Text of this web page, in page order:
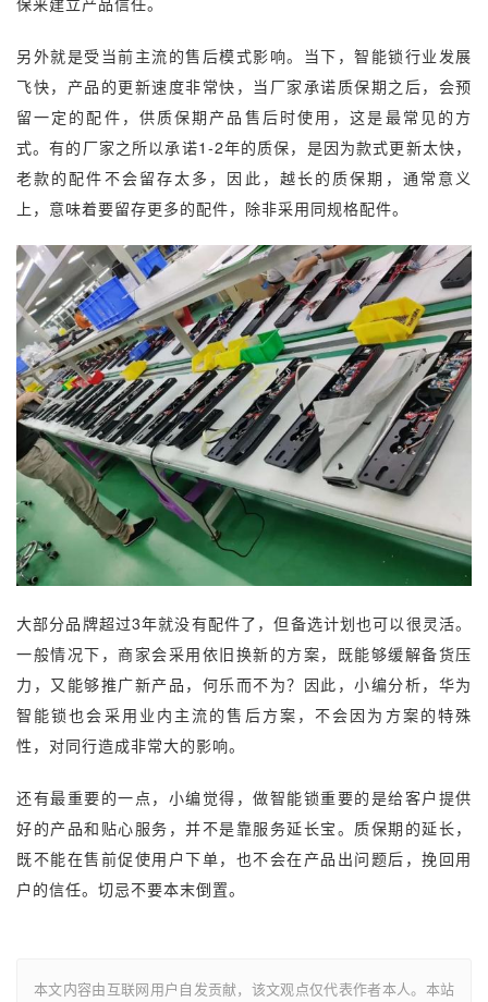
另外就是受当前主流的售后模式影响。当下，智能锁行业发展
飞快，产品的更新速度非常快，当厂家承诺质保期之后，会预
留一定的配件，供质保期产品售后时使用，这是最常见的方
式。有的厂家之所以承诺1-2年的质保，是因为款式更新太快，
老款的配件不会留存太多，因此，越长的质保期，通常意义
上，意味着要留存更多的配件，除非采用同规格配件。
大部分品牌超过3年就没有配件了，但备选计划也可以很灵活。
一般情况下，商家会采用依旧换新的方案，既能够缓解备货压
力，又能够推广新产品，何乐而不为？因此，小编分析，华为
智能锁也会采用业内主流的售后方案，不会因为方案的特殊
性，对同行造成非常大的影响。
还有最重要的一点，小编觉得，做智能锁重要的是给客户提供
好的产品和贴心服务，并不是靠服务延长宝。质保期的延长，
既不能在售前促使用户下单，也不会在产品出问题后，挽回用
户的信任。切忌不要本末倒置。
本文内容由互联网用户自发贡献，该文观点仅代表作者本人。本站